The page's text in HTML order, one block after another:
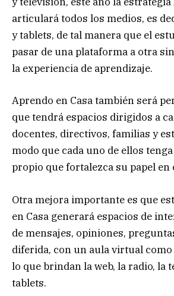
articulará todos los medios, es
y tablets, de tal manera que el
pasar de una plataforma a otra
la experiencia de aprendizaje.
Aprendo en Casa también será
que tendrá espacios dirigidos a
docentes, directivos, familias y
modo que cada uno de ellos
propio que fortalezca su papel en
Otra mejora importante es que
en Casa generará espacios de
de mensajes, opiniones,
diferida, con un aula virtual
lo que brindan la web, la radio, la
tablets.